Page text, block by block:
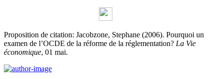
Proposition de citation: Jacobzone, Stephane (2006). Pourquoi un
examen de l’OCDE de la réforme de la réglementation? La Vie
économique, 01 mai.